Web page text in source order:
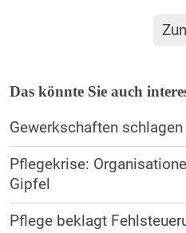
Das könnte Sie auch
Gewerkschaften
Pflegekrise:
Gipfel
Pflege beklagt